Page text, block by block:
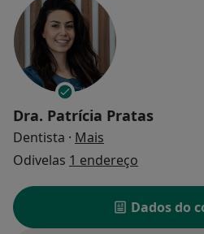
Dra. Patrícia Pratas
Dentista · Mais
Odivelas 1 endereço
Dados do